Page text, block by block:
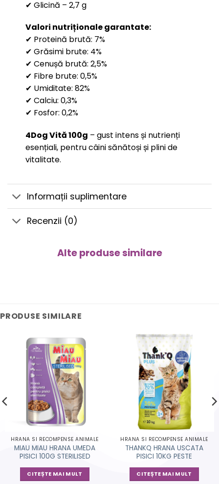
✔ Glicină – 2,7 g
Valori nutriționale garantate:
✔ Proteină brută: 7%
✔ Grăsimi brute: 4%
✔ Cenușă brută: 2,5%
✔ Fibre brute: 0,5%
✔ Umiditate: 82%
✔ Calciu: 0,3%
✔ Fosfor: 0,2%
4Dog Vită 100g – gust intens și nutrienți
esențiali, pentru câini sănătoși și plini de
vitalitate.
Informații suplimentare
Recenzii (0)
Alte produse similare
PRODUSE SIMILARE
HRANA SI RECOMPENSE ANIMALE
MIAU MIAU HRANA UMEDA
PISICI 100G STERILISED
CITEȘTE MAI MULT
HRANA SI RECOMPENSE ANIMALE
THANKQ HRANA USCATA
PISICI 10KG PESTE
CITEȘTE MAI MULT